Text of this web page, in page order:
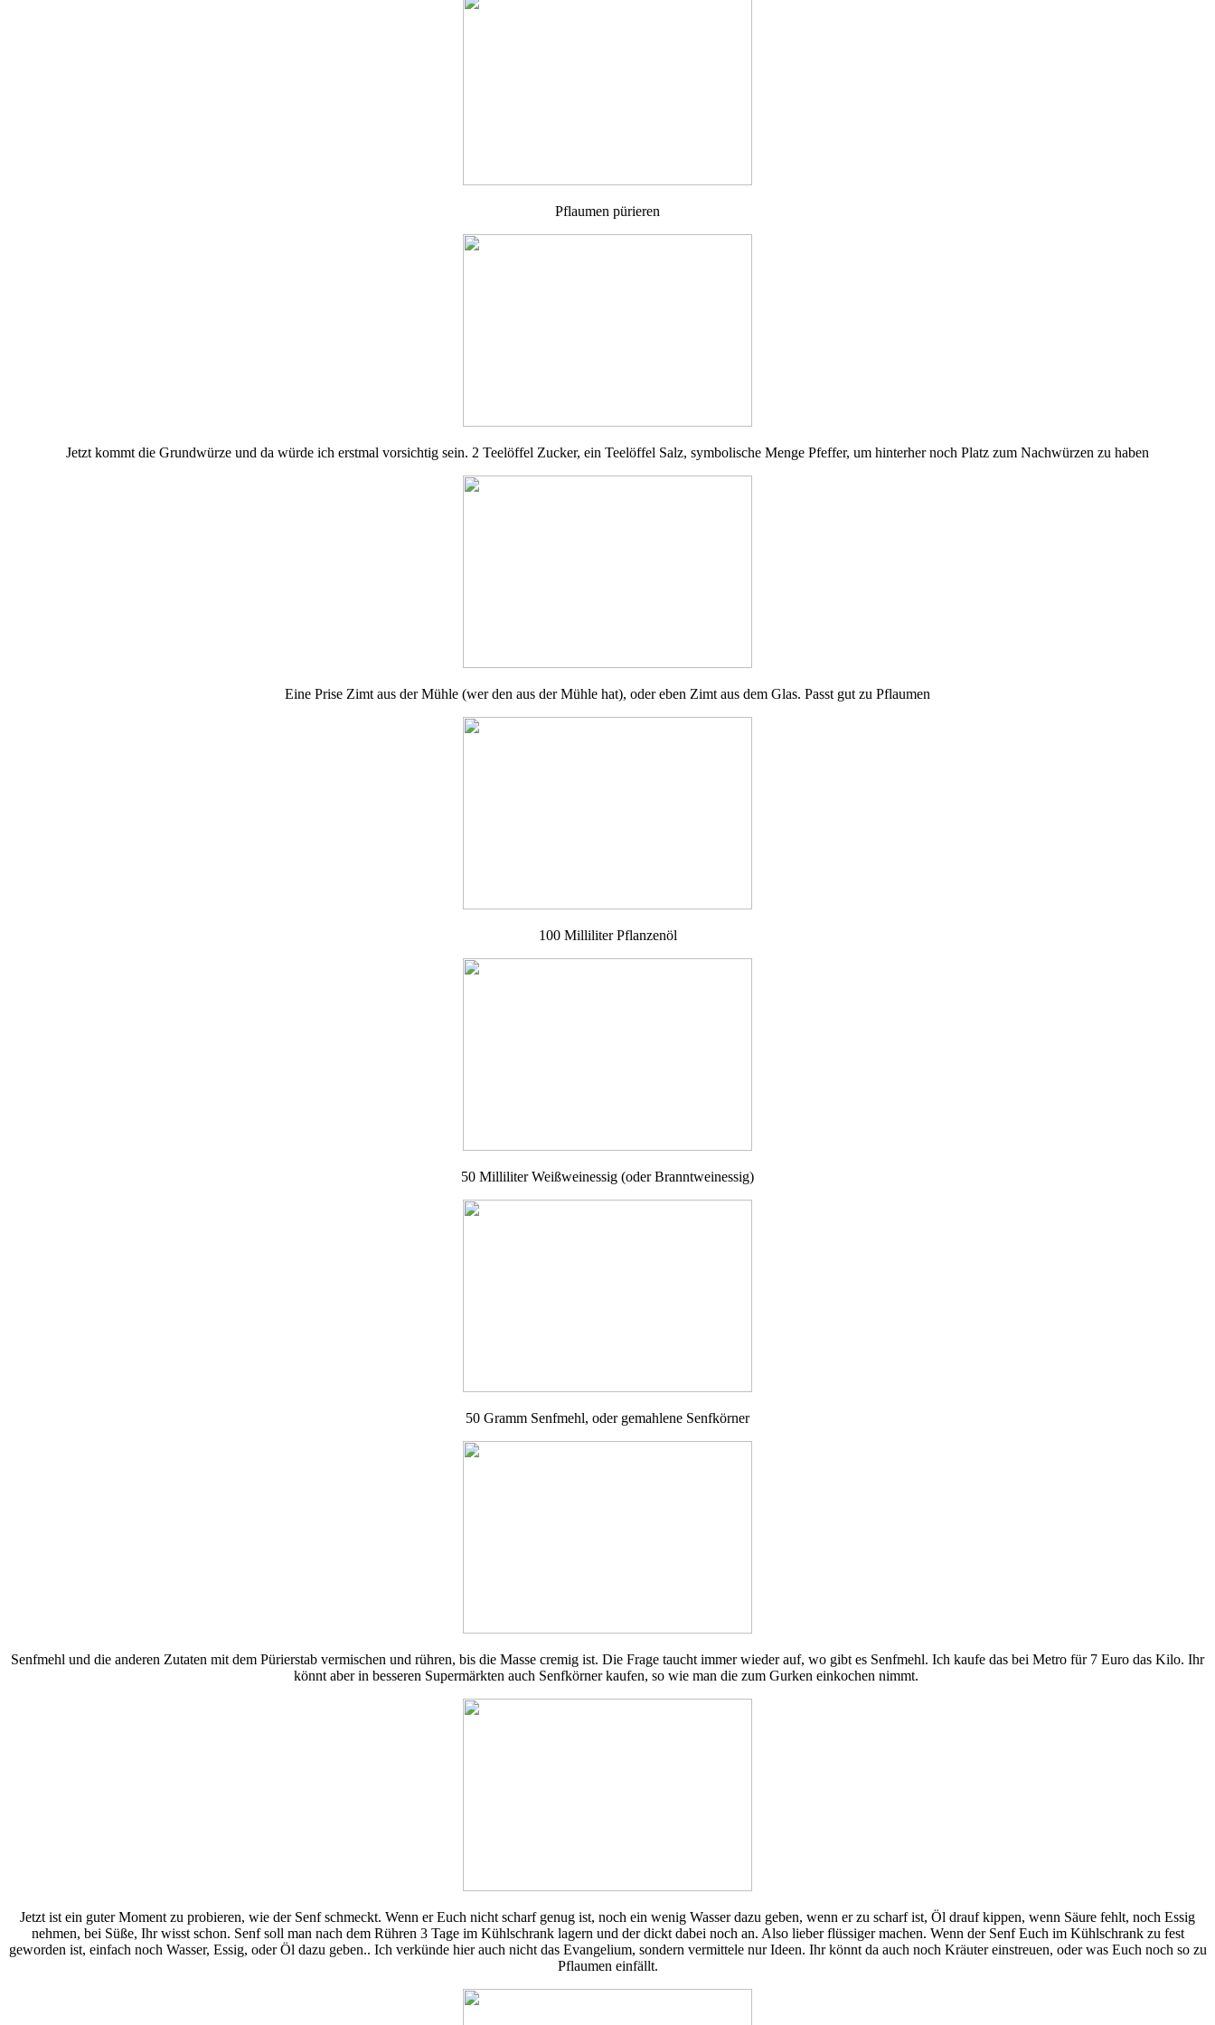
Pflaumen pürieren
Jetzt kommt die Grundwürze und da würde ich erstmal vorsichtig sein. 2 Teelöffel Zucker, ein Teelöffel Salz, symbolische Menge Pfeffer, um hinterher noch Platz zum Nachwürzen zu haben
Eine Prise Zimt aus der Mühle (wer den aus der Mühle hat), oder eben Zimt aus dem Glas. Passt gut zu Pflaumen
100 Milliliter Pflanzenöl
50 Milliliter Weißweinessig (oder Branntweinessig)
50 Gramm Senfmehl, oder gemahlene Senfkörner
Senfmehl und die anderen Zutaten mit dem Pürierstab vermischen und rühren, bis die Masse cremig ist. Die Frage taucht immer wieder auf, wo gibt es Senfmehl. Ich kaufe das bei Metro für 7 Euro das Kilo. Ihr
könnt aber in besseren Supermärkten auch Senfkörner kaufen, so wie man die zum Gurken einkochen nimmt.
Jetzt ist ein guter Moment zu probieren, wie der Senf schmeckt. Wenn er Euch nicht scharf genug ist, noch ein wenig Wasser dazu geben, wenn er zu scharf ist, Öl drauf kippen, wenn Säure fehlt, noch Essig
nehmen, bei Süße, Ihr wisst schon. Senf soll man nach dem Rühren 3 Tage im Kühlschrank lagern und der dickt dabei noch an. Also lieber flüssiger machen. Wenn der Senf Euch im Kühlschrank zu fest
geworden ist, einfach noch Wasser, Essig, oder Öl dazu geben.. Ich verkünde hier auch nicht das Evangelium, sondern vermittele nur Ideen. Ihr könnt da auch noch Kräuter einstreuen, oder was Euch noch so zu
Pflaumen einfällt.